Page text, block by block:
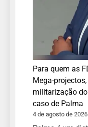
Para quem as
Mega-
militarização
caso de Palma
4 de agosto de 2026